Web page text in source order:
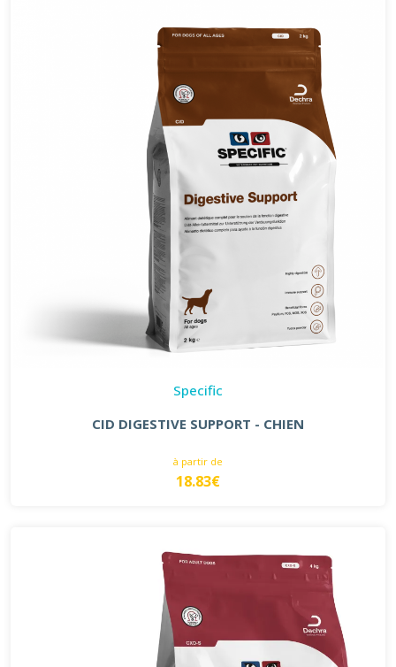
Specific
CID DIGESTIVE SUPPORT - CHIEN
à partir de
18.83€